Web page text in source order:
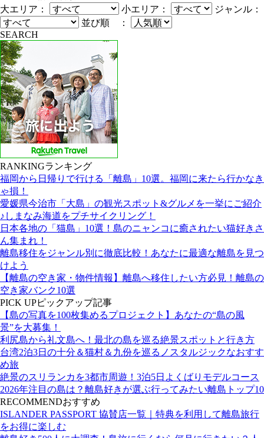
大エリア：
小エリア：
ジャンル：
並び順 ：
SEARCH
RANKINGランキング
福岡から日帰りで行ける「離島」10選。福岡に来たら行かなき
ゃ損！
愛媛県今治市「大島」の観光スポット&グルメを一挙にご紹介
♪しまなみ海道をプチサイクリング！
日本各地の「猫島」10選！島のニャンコに癒されたい猫好きさ
ん集まれ！
離島移住をジャンル別に徹底比較！あなたに最適な離島を見つ
けよう
【離島の空き家・物件情報】離島へ移住したい方必見！離島の
空き家バンク10選
PICK UPピックアップ記事
【島の写真を100枚集めるプロジェクト】あなたの“島の風
景”を大募集！
利尻島から礼文島へ！最北の島を巡る絶景スポットと行き方
台湾2泊3日の十分＆猫村＆九份を巡るノスタルジックなおすす
め旅
絶景のスリランカを3都市周遊！3泊5日よくばりモデルコース
2026年注目の島は？離島好きが選ぶ行ってみたい離島トップ10
RECOMMENDおすすめ
ISLANDER PASSPORT 協賛店一覧｜特典を利用して離島旅行
をお得に楽しむ